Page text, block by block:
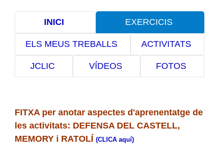
Descripció general de la
INICI EXERCICIS
ELS MEUS TREBALLS ACTIVITATS
JCLIC VÍDEOS FOTOS
FITXA per anotar aspectes d'aprenentatge de
les activitats: DEFENSA DEL CASTELL,
MEMORY i RATOLÍ (CLICA aquí)